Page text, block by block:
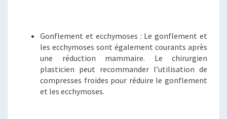
Gonflement et ecchymoses : Le gonflement et
les ecchymoses sont également courants après
une réduction mammaire. Le chirurgien
plasticien peut recommander l’utilisation de
compresses froides pour réduire le gonflement
et les ecchymoses.